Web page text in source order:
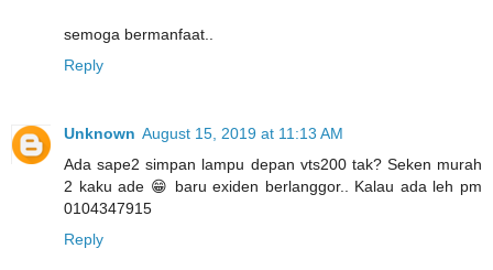
semoga bermanfaat..
Reply
Unknown August 15, 2019 at 11:13 AM
Ada sape2 simpan lampu depan vts200 tak? Seken murah
2 kaku ade 😁 baru exiden berlanggor.. Kalau ada leh pm
0104347915
Reply